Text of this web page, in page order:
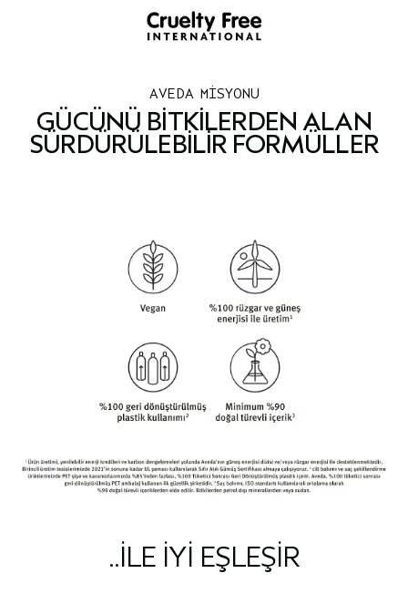
AVEDA MİSYONU
GÜCÜNÜ BITKILERDEN ALAN
SÜRDÜRÜLEBILIR FORMÜLLER
..ILE IYI EŞLEŞIR